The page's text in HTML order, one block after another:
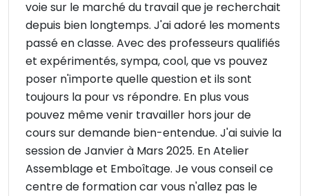
voie sur le marché du travail que je recherchait
depuis bien longtemps. J'ai adoré les moments
passé en classe. Avec des professeurs qualifiés
et expérimentés, sympa, cool, que vs pouvez
poser n'importe quelle question et ils sont
toujours la pour vs répondre. En plus vous
pouvez même venir travailler hors jour de
cours sur demande bien-entendue. J'ai suivie la
session de Janvier à Mars 2025. En Atelier
Assemblage et Emboîtage. Je vous conseil ce
centre de formation car vous n'allez pas le